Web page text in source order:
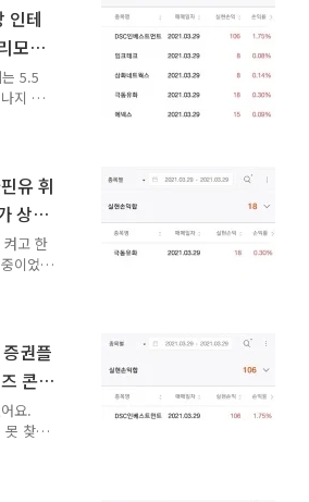
장
연관이
..
인테
모델
5.5
지 않
식,
리들
계좌
물려버
. 저
같은..
유 휘
상승
고 한
이었
칠 코
주
어요.
선물
과연
..
권플
콘텐
요.
못 찾
니까
손